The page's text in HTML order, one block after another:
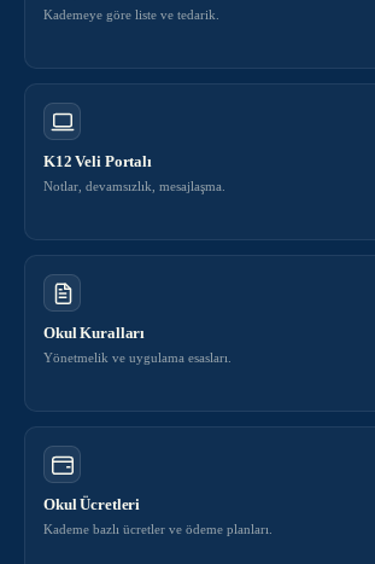
Kademeye göre liste ve tedarik.
K12 Veli Portalı
Notlar, devamsızlık, mesajlaşma.
Okul Kuralları
Yönetmelik ve uygulama esasları.
Okul Ücretleri
Kademe bazlı ücretler ve ödeme planları.